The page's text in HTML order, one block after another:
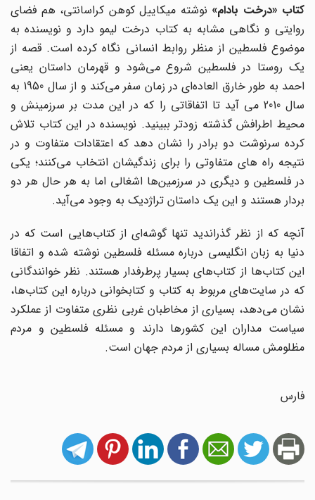
کتاب «درخت بادام»نوشته میکاییل کوهن کراسانتی، هم فضای
روایتی و نگاهی مشابه به کتاب درخت لیمو دارد و نویسنده به
موضوع فلسطین از منظر روابط انسانی نگاه کرده است. قصه از
یک روستا در فلسطین شروع می‌شود و قهرمان داستان یعنی
احمد به طور خارق العاده‌ای در زمان سفر می‌کند و از سال 1950 به
سال 2010 می آید تا اتفاقاتی را که در این مدت بر سرزمینش و
محیط اطرافش گذشته زودتر ببینید. نویسنده در این کتاب تلاش
کرده سرنوشت دو برادر را نشان دهد که اعتقادات متفاوت و در
نتیجه راه های متفاوتی را برای زندگیشان انتخاب می‌کنند؛ یکی
در فلسطین و دیگری در سرزمین‌ها اشغالی اما به هر حال هر دو
بردار هستند و این یک داستان تراژدیک به وجود می‌آید.
آنچه که از نظر گذراندید تنها گوشه‌ای از کتاب‌هایی است که در
دنیا به زبان انگلیسی درباره مسئله فلسطین نوشته شده و اتفاقا
این کتاب‌ها از کتاب‌های بسیار پرطرفدار هستند. نظر خوانندگانی
که در سایت‌های مربوط به کتاب و کتابخوانی درباره این کتاب‌ها،
نشان می‌دهد، بسیاری از مخاطبان غربی نظری متفاوت از عملکرد
سیاست مداران این کشورها دارند و مسئله فلسطین و مردم
مظلومش مساله بسیاری از مردم جهان است.
فارس